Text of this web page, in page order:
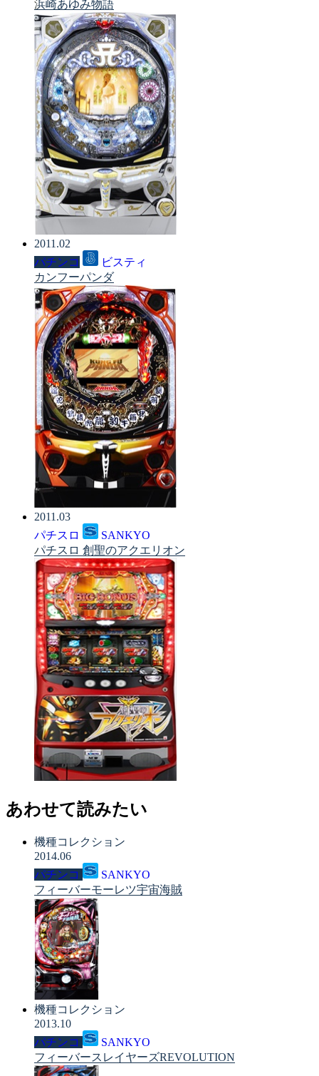
浜崎あゆみ物語
2011.02
パチンコ
ビスティ
カンフーパンダ
2011.03
パチスロ
SANKYO
パチスロ 創聖のアクエリオン
あわせて読みたい
機種コレクション
2014.06
パチンコ
SANKYO
フィーバーモーレツ宇宙海賊
機種コレクション
2013.10
パチンコ
SANKYO
フィーバースレイヤーズREVOLUTION